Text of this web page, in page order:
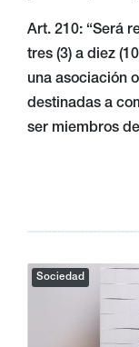
Art. 210: “Será
tres (3) a diez
una asociación
destinadas a
ser miembros
Sociedad